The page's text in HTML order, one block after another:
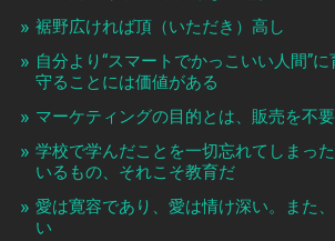
裾野広ければ頂（いただき）高し
自分より“スマートでかっこいい人間”
守ることには価値がある
マーケティングの目的とは、販売を不
学校で学んだことを一切忘れてしまっ
いるもの、それこそ教育だ
愛は寛容であり、愛は情け深い。また
い